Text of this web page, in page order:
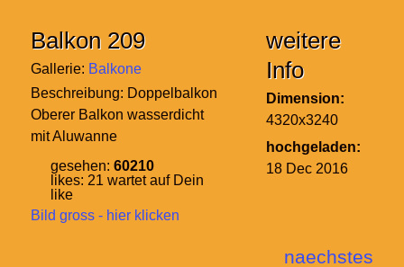
Balkon 209
Gallerie: Balkone
Beschreibung: Doppelbalkon
Oberer Balkon wasserdicht
mit Aluwanne
gesehen: 60210
likes: 21 wartet auf Dein
like
Bild gross - hier klicken
weitere
Info
Dimension:
4320x3240
hochgeladen:
18 Dec 2016
naechstes